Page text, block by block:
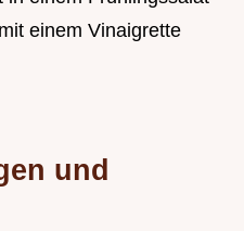
einem Vinaigrette
und